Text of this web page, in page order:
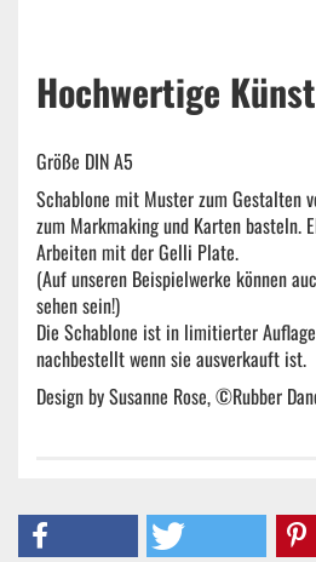
Hochwertige
Größe DIN A5
Schablone mit Muster zum Gestalten
zum Markmaking und Karten basteln.
Arbeiten mit der Gelli Plate.
(Auf unseren Beispielwerke können
sehen sein!)
Die Schablone ist in limitierter
nachbestellt wenn sie ausverkauft ist.
Design by Susanne Rose, ©Rubber